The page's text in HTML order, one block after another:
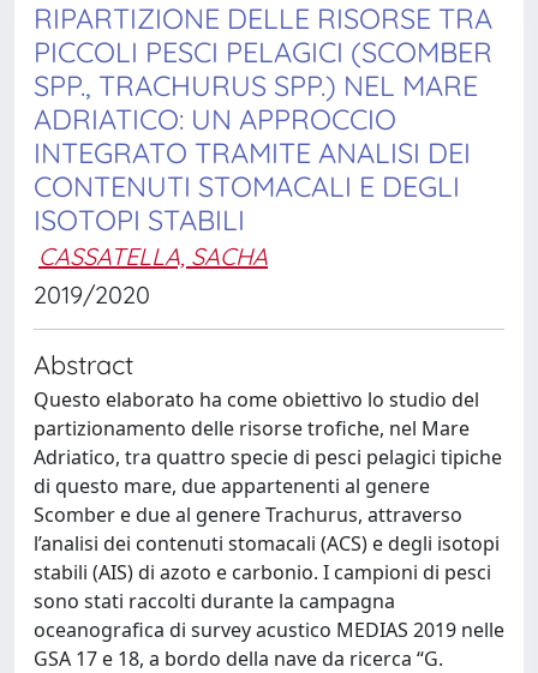
RIPARTIZIONE DELLE RISORSE TRA
PICCOLI PESCI PELAGICI (SCOMBER
SPP., TRACHURUS SPP.) NEL MARE
ADRIATICO: UN APPROCCIO
INTEGRATO TRAMITE ANALISI DEI
CONTENUTI STOMACALI E DEGLI
ISOTOPI STABILI
CASSATELLA, SACHA
2019/2020
Abstract
Questo elaborato ha come obiettivo lo studio del
partizionamento delle risorse trofiche, nel Mare
Adriatico, tra quattro specie di pesci pelagici tipiche
di questo mare, due appartenenti al genere
Scomber e due al genere Trachurus, attraverso
l’analisi dei contenuti stomacali (ACS) e degli isotopi
stabili (AIS) di azoto e carbonio. I campioni di pesci
sono stati raccolti durante la campagna
oceanografica di survey acustico MEDIAS 2019 nelle
GSA 17 e 18, a bordo della nave da ricerca “G.